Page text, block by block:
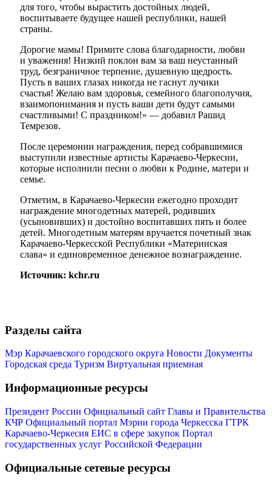
для того, чтобы вырастить достойных людей,
воспитываете будущее нашей республики, нашей
страны.
Дорогие мамы! Примите слова благодарности, любви
и уважения! Низкий поклон вам за ваш неустанный
труд, безграничное терпение, душевную щедрость.
Пусть в ваших глазах никогда не гаснут лучики
счастья! Желаю вам здоровья, семейного благополучия,
взаимопонимания и пусть ваши дети будут самыми
счастливыми! С праздником!» — добавил Рашид
Темрезов.
После церемонии награждения, перед собравшимися
выступили известные артисты Карачаево-Черкесии,
которые исполнили песни о любви к Родине, матери и
семье.
Отметим, в Карачаево-Черкесии ежегодно проходит
награждение многодетных матерей, родивших
(усыновивших) и достойно воспитавших пять и более
детей. Многодетным матерям вручается почетный знак
Карачаево-Черкесской Республики «Материнская
слава» и единовременное денежное вознаграждение.
Источник: kchr.ru
Разделы сайта
Мэр Карачаевского городского округа Новости Документы
Городская среда Туризм Виртуальная приемная
Информационные ресурсы
Президент России Официальный сайт Главы и Правительства
КЧР Официальный портал Мэрии города Черкесска ГТРК
Карачаево-Черкесия ЕИС в сфере закупок Портал
государственных услуг Российской Федерации
Официальные сетевые ресурсы
Администрация
Туризм